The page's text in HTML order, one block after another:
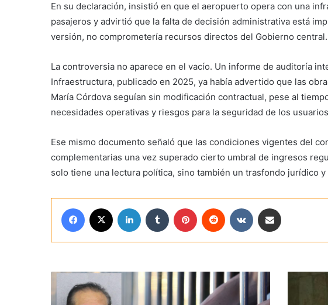
En su declaración, insistió en que el aeropuerto opera con una
pasajeros y advirtió que la falta de decisión administrativa está
versión, no comprometería recursos directos del Gobierno central.
La controversia no aparece en el vacío. Un informe de auditoría
Infraestructura, publicado en 2025, ya había advertido que las
María Córdova seguían sin modificación contractual, pese al
necesidades operativas y riesgos para la seguridad de los
Ese mismo documento señaló que las condiciones vigentes del
complementarias una vez superado cierto umbral de ingresos
solo tiene una lectura política, sino también un trasfondo jurídico
Facebook LinkedIn Tumblr Pinterest Reddit VKontakte